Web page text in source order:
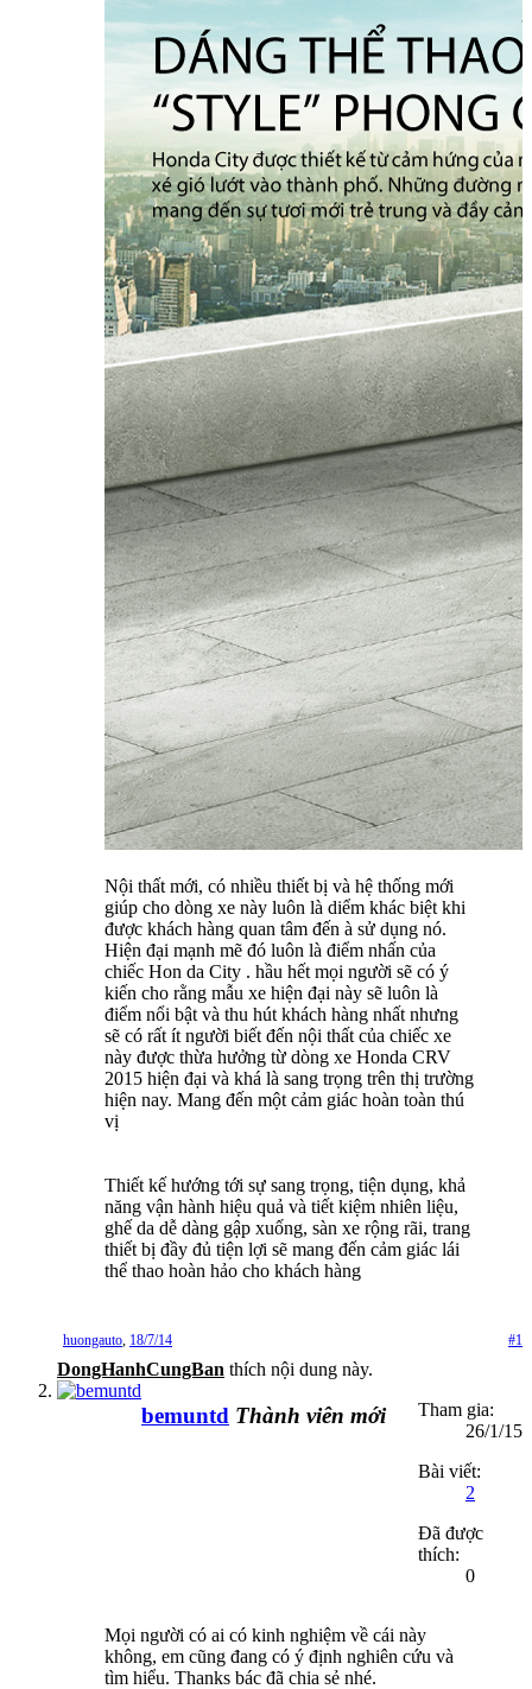
Nội thất mới, có nhiều thiết bị và hệ thống mới
giúp cho dòng xe này luôn là diểm khác biệt khi
được khách hàng quan tâm đến à sử dụng nó.
Hiện đại mạnh mẽ đó luôn là điểm nhấn của
chiếc Hon da City . hầu hết mọi người sẽ có ý
kiến cho rằng mẫu xe hiện đại này sẽ luôn là
điểm nổi bật và thu hút khách hàng nhất nhưng
sẽ có rất ít người biết đến nội thất của chiếc xe
này được thừa hưởng từ dòng xe Honda CRV
2015 hiện đại và khá là sang trọng trên thị trường
hiện nay. Mang đến một cảm giác hoàn toàn thú
vị
Thiết kế hướng tới sự sang trọng, tiện dụng, khả
năng vận hành hiệu quả và tiết kiệm nhiên liệu,
ghế da dễ dàng gập xuống, sàn xe rộng rãi, trang
thiết bị đầy đủ tiện lợi sẽ mang đến cảm giác lái
thể thao hoàn hảo cho khách hàng
#1
huongauto 18/7/14
DongHanhCungBan thích nội dung này.
bemuntd Thành viên mới
Tham gia:
26/1/15
Bài viết:
2
Đã được
thích:
0
Mọi người có ai có kinh nghiệm về cái này
không, em cũng đang có ý định nghiên cứu và
tìm hiểu. Thanks bác đã chia sẻ nhé.